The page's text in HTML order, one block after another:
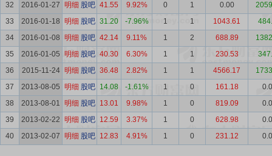
32
2016-01-27 明细 股吧 41.55 9.92% 0 1 0.00
33
2016-01-18 明细 股吧 31.20 -7.96% 1 1 1043.61
34
2016-01-08 明细 股吧 42.14 9.11% 1 2 688.89
35
2016-01-05 明细 股吧 40.30 6.30% 1 1 230.53
36
2015-11-24 明细 股吧 36.48 2.82% 1 1 4566.17
37
2013-08-05 明细 股吧 14.08 -1.61% 1 0 161.18
38
2013-08-01 明细 股吧 13.01 9.98% 1 0 819.09
39
2013-02-22 明细 股吧 12.59 3.37% 1 0 628.98
40
2013-02-07 明细 股吧 12.83 4.91% 1 0 231.12